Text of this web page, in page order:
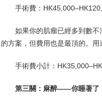
手術費：
如果你的肌瘤已經多到數
的方案，但費用也是最頂的。
手術費小計：
第三關：麻醉——你睡著了